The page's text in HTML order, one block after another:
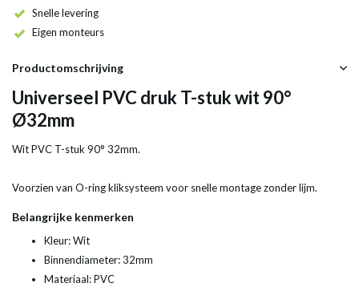
Snelle levering
Eigen monteurs
Productomschrijving
Universeel PVC druk T-stuk wit 90°
Ø32mm
Wit PVC T-stuk 90° 32mm.
Voorzien van O-ring kliksysteem voor snelle montage zonder lijm.
Belangrijke kenmerken
Kleur: Wit
Binnendiameter: 32mm
Materiaal: PVC